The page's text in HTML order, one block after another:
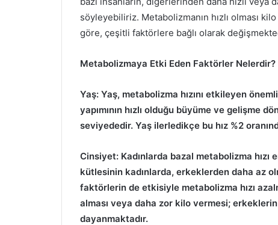
söyleyebiliriz. Metabolizmanın hızlı olması
göre, çeşitli faktörlere bağlı olarak
Metabolizmaya Etki Eden Faktörler Nelerdir?
Yaş: Yaş, metabolizma hızını etkileyen
yapımının hızlı olduğu büyüme ve gelişme
seviyededir. Yaş ilerledikçe bu hız %2
Cinsiyet: Kadınlarda bazal metabolizma
kütlesinin kadınlarda, erkeklerden daha az
faktörlerin de etkisiyle metabolizma hızı
alması veya daha zor kilo vermesi;
dayanmaktadır.